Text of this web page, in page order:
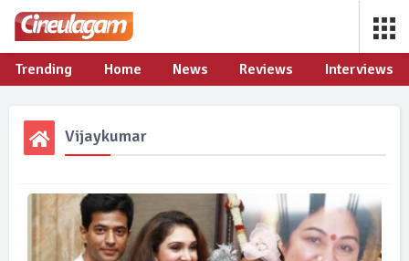
Trending Home News Reviews Interviews
Vijaykumar